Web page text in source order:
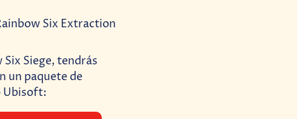
Siege, tendrás
un paquete de
Ubisoft: